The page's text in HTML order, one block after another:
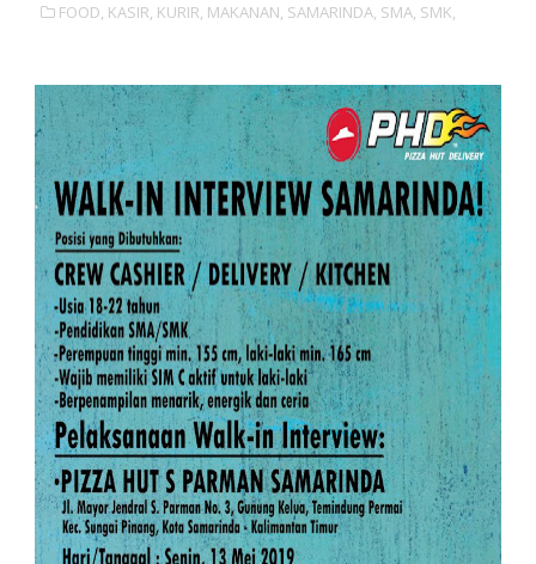
FOOD, KASIR, KURIR, MAKANAN, SAMARINDA, SMA, SMK,